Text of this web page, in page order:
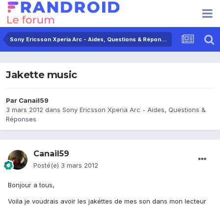
Sony Ericsson Xperia Arc - Aides, Questions & Réponses
Jakette music
Par Canail59
3 mars 2012 dans Sony Ericsson Xperia Arc - Aides, Questions &
Réponses
Canail59
Posté(e) 3 mars 2012
Bonjour a tous,
Voila je voudrais avoir les jakéttes de mes son dans mon lecteur